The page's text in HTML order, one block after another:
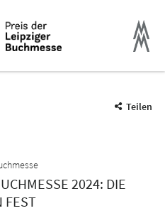
Teilen
2024: DIE
FEST